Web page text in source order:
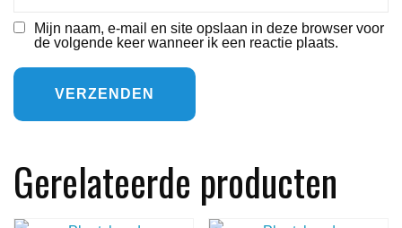
Mijn naam, e-mail en site opslaan in deze browser voor
de volgende keer wanneer ik een reactie plaats.
Gerelateerde producten